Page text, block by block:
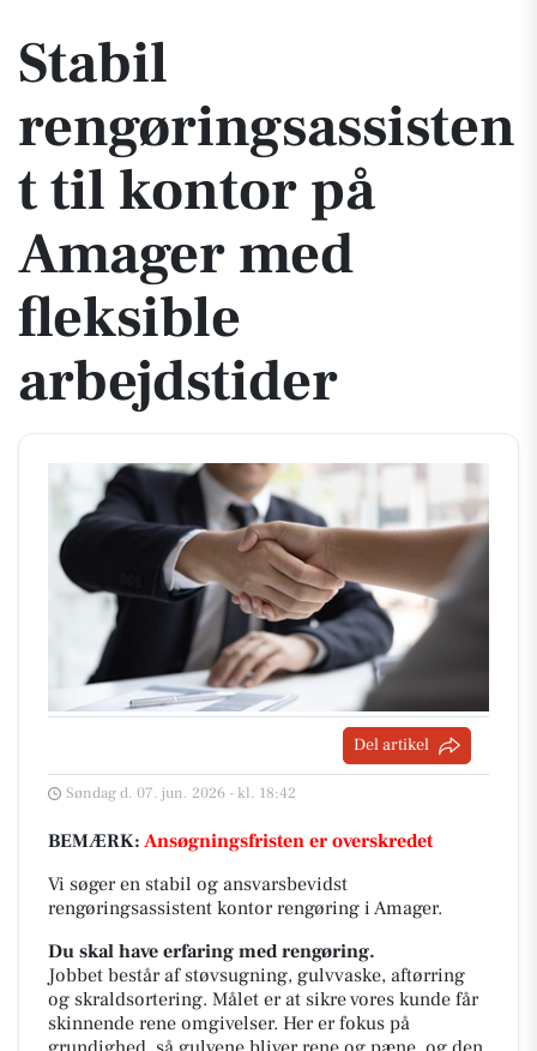
Stabil
rengøringsassisten
t til kontor på
Amager med
fleksible
arbejdstider
Del artikel
Søndag d. 07. jun. 2026 - kl. 18:42
BEMÆRK: Ansøgningsfristen er overskredet
Vi søger en stabil og ansvarsbevidst
rengøringsassistent kontor rengøring i Amager.
Du skal have erfaring med rengøring.
Jobbet består af støvsugning, gulvvaske, aftørring
og skraldsortering. Målet er at sikre vores kunde får
skinnende rene omgivelser. Her er fokus på